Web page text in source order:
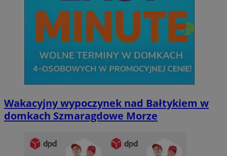
Wakacyjny wypoczynek nad Bałtykiem w
domkach Szmaragdowe Morze